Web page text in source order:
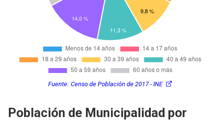
Fuente: Censo de Población de 2017 - INE
Población de Municipalidad por